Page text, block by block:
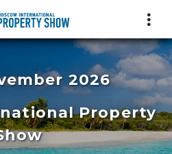
2026
Property